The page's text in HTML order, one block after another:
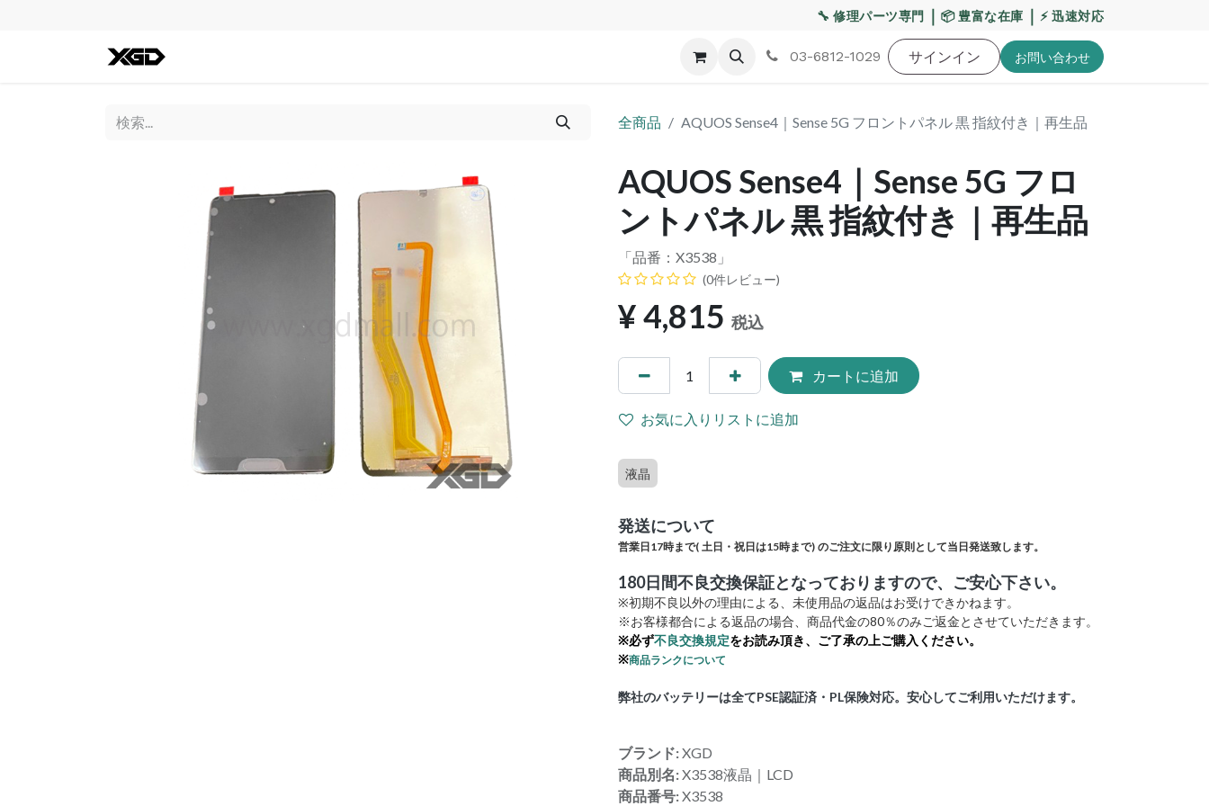
【重要】熊本地震・お盆期間の配送への影響について
🔧 修理パーツ専門 ｜ 📦 豊富な在庫 ｜ ⚡ 迅速対応
不良交換規定 ゲーム機 バッテリー 工具・備品 特価品 ポイントに関して
03-6812-1029 サインイン お問い​合わせ
全商品 AQUOS Sense4｜Sense 5G フロントパネル 黒 指紋付き｜再生品
AQUOS Sense4｜Sense 5G フロ
ントパネル 黒 指紋付き｜再生品
「品番： X3538 」
(0件レビュー)
¥4,815 税込
カートに追加
お気に入りリストに追加
液晶
発送について
営業日17時まで( 土日・祝日は15時まで) のご注文に限り原則として当日発送致します。
180日間不良交換保証となっておりますので、ご安心下さい。
※初期不良以外の理由による、未使用品の返品はお受けできかねます。
※お客様都合による返品の場合、商品代金の80％のみご返金とさせていただきます。
※必ず不良交換規定をお読み頂き、ご了承の上ご購入ください。
※商品ランクについて
弊社のバッテリーは全てPSE認証済・PL保険対応。安心してご利用いただけます。
ブランド:XGD
商品別名:X3538液晶｜LCD
商品番号:X3538